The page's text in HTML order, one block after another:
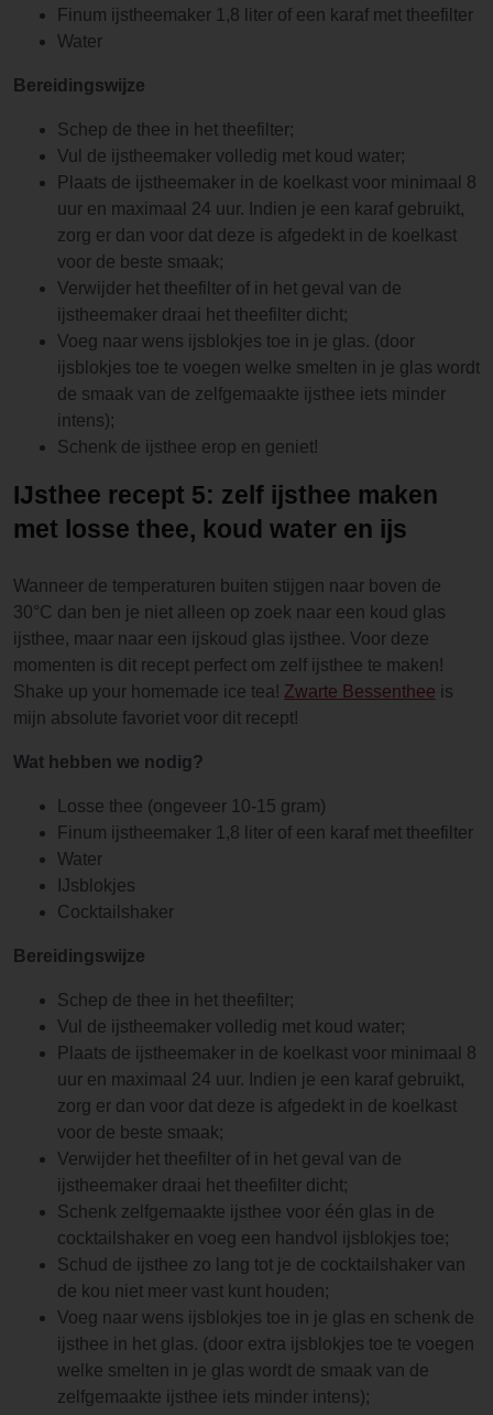
Finum ijstheemaker 1,8 liter of een karaf met theefilter
Water
Bereidingswijze
Schep de thee in het theefilter;
Vul de ijstheemaker volledig met koud water;
Plaats de ijstheemaker in de koelkast voor minimaal 8
uur en maximaal 24 uur. Indien je een karaf gebruikt,
zorg er dan voor dat deze is afgedekt in de koelkast
voor de beste smaak;
Verwijder het theefilter of in het geval van de
ijstheemaker draai het theefilter dicht;
Voeg naar wens ijsblokjes toe in je glas. (door
ijsblokjes toe te voegen welke smelten in je glas wordt
de smaak van de zelfgemaakte ijsthee iets minder
intens);
Schenk de ijsthee erop en geniet!
IJsthee recept 5: zelf ijsthee maken
met losse thee, koud water en ijs
Wanneer de temperaturen buiten stijgen naar boven de
30°C dan ben je niet alleen op zoek naar een koud glas
ijsthee, maar naar een ijskoud glas ijsthee. Voor deze
momenten is dit recept perfect om zelf ijsthee te maken!
Shake up your homemade ice tea! Zwarte Bessenthee is
mijn absolute favoriet voor dit recept!
Wat hebben we nodig?
Losse thee (ongeveer 10-15 gram)
Finum ijstheemaker 1,8 liter of een karaf met theefilter
Water
IJsblokjes
Cocktailshaker
Bereidingswijze
Schep de thee in het theefilter;
Vul de ijstheemaker volledig met koud water;
Plaats de ijstheemaker in de koelkast voor minimaal 8
uur en maximaal 24 uur. Indien je een karaf gebruikt,
zorg er dan voor dat deze is afgedekt in de koelkast
voor de beste smaak;
Verwijder het theefilter of in het geval van de
ijstheemaker draai het theefilter dicht;
Schenk zelfgemaakte ijsthee voor één glas in de
cocktailshaker en voeg een handvol ijsblokjes toe;
Schud de ijsthee zo lang tot je de cocktailshaker van
de kou niet meer vast kunt houden;
Voeg naar wens ijsblokjes toe in je glas en schenk de
ijsthee in het glas. (door extra ijsblokjes toe te voegen
welke smelten in je glas wordt de smaak van de
zelfgemaakte ijsthee iets minder intens);